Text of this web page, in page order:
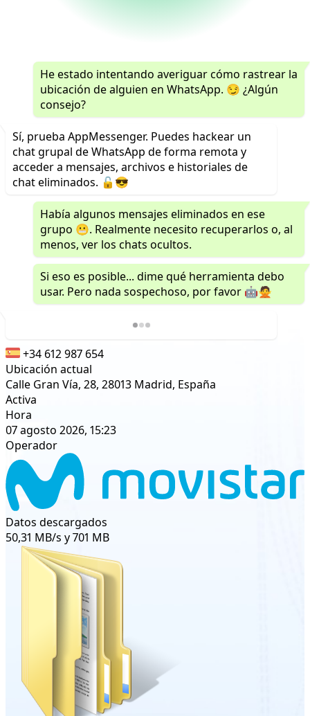
He estado intentando averiguar cómo rastrear la
ubicación de alguien en WhatsApp. 😏 ¿Algún
consejo?
Sí, prueba AppMessenger. Puedes hackear un
chat grupal de WhatsApp de forma remota y
acceder a mensajes, archivos e historiales de
chat eliminados. 🔓😎
Había algunos mensajes eliminados en ese
grupo 😬. Realmente necesito recuperarlos o, al
menos, ver los chats ocultos.
Si eso es posible... dime qué herramienta debo
usar. Pero nada sospechoso, por favor 🤖🙅
+34 612 987 654
Ubicación actual
Calle Gran Vía, 28, 28013 Madrid, España
Activa
Hora
07 agosto 2026, 15:23
Operador
Datos descargados
50,31 MB/s y 701 MB